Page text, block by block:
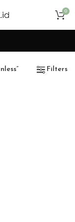
0
Filters